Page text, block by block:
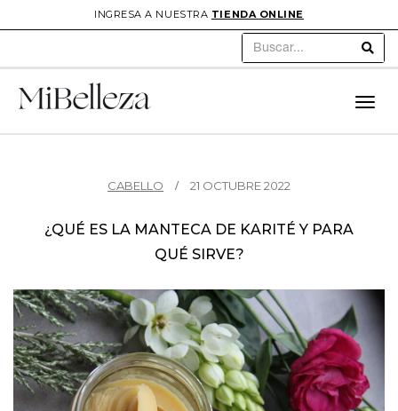
INGRESA A NUESTRA TIENDA ONLINE
CABELLO 21 OCTUBRE 2022
¿QUÉ ES LA MANTECA DE KARITÉ Y PARA
QUÉ SIRVE?